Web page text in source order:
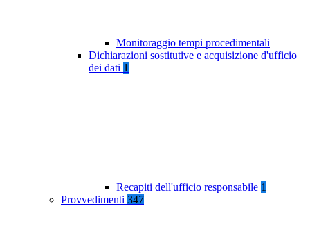
Monitoraggio tempi procedimentali
Dichiarazioni sostitutive e acquisizione d'ufficio
dei dati 1
Recapiti dell'ufficio responsabile 1
Provvedimenti 347